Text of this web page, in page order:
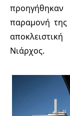
παραμονή
Νιάρχος.